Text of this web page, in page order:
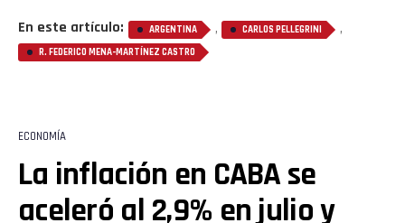
En este artículo: ARGENTINA , CARLOS PELLEGRINI ,
R. FEDERICO MENA-MARTÍNEZ CASTRO
ECONOMÍA
La inflación en CABA se
aceleró al 2,9% en julio y